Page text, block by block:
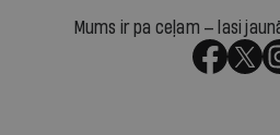
Mums ir pa ceļam — lasi